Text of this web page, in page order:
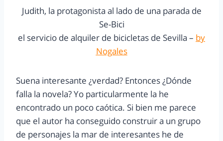
Judith, la protagonista al lado de una parada de
Se-Bici
el servicio de alquiler de bicicletas de Sevilla – by
Nogales
Suena interesante ¿verdad? Entonces ¿Dónde
falla la novela? Yo particularmente la he
encontrado un poco caótica. Si bien me parece
que el autor ha conseguido construir a un grupo
de personajes la mar de interesantes he de